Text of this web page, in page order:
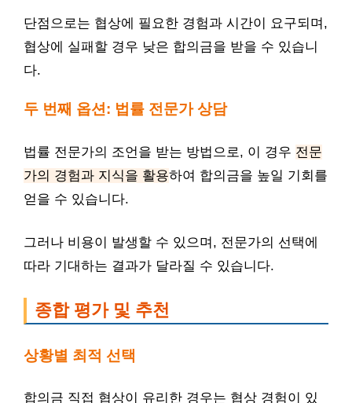
단점으로는 협상에 필요한 경험과 시간이 요구되며,
협상에 실패할 경우 낮은 합의금을 받을 수 있습니
다.
두 번째 옵션: 법률 전문가 상담
법률 전문가의 조언을 받는 방법으로, 이 경우 전문
가의 경험과 지식을 활용하여 합의금을 높일 기회를
얻을 수 있습니다.
그러나 비용이 발생할 수 있으며, 전문가의 선택에
따라 기대하는 결과가 달라질 수 있습니다.
종합 평가 및 추천
상황별 최적 선택
합의금 직접 협상이 유리한 경우는 협상 경험이 있